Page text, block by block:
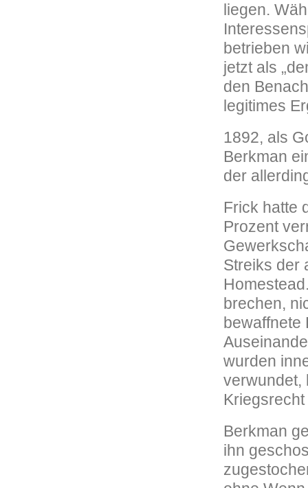
liegen.
betrieben
jetzt als
den
legitimes
1892, als
Berkman
der
Frick hatte
Prozent
Streiks der
brechen,
bewaffnete
wurden
verwundet,
Berkman
ihn